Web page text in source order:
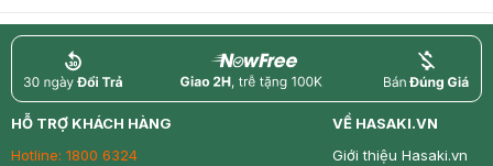
return nowfree price
HỖ TRỢ KHÁCH HÀNG
Hotline: 1800 6324
VỀ HASAKI.VN
Giới thiệu Hasaki.vn